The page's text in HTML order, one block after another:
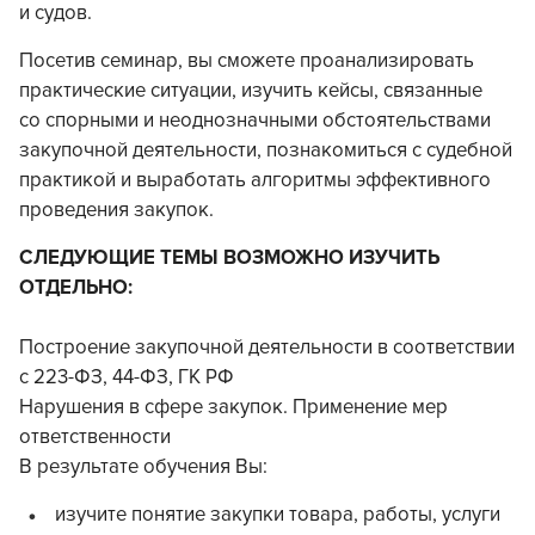
и судов.
Посетив семинар, вы сможете проанализировать
практические ситуации, изучить кейсы, связанные
со спорными и неоднозначными обстоятельствами
закупочной деятельности, познакомиться с судебной
практикой и выработать алгоритмы эффективного
проведения закупок.
СЛЕДУЮЩИЕ ТЕМЫ ВОЗМОЖНО ИЗУЧИТЬ
ОТДЕЛЬНО:
Построение закупочной деятельности в соответствии
с 223-ФЗ, 44-ФЗ, ГК РФ
Нарушения в сфере закупок. Применение мер
ответственности
В результате обучения Вы:
изучите понятие закупки товара, работы, услуги